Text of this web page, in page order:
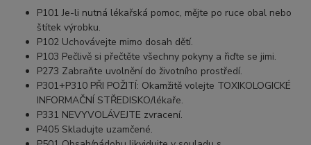
P101 Je-li nutná lékařská pomoc, mějte po ruce obal nebo
štítek výrobku.
P102 Uchovávejte mimo dosah dětí.
P103 Pečlivě si přečtěte všechny pokyny a řiďte se jimi.
P273 Zabraňte uvolnění do životního prostředí.
P301+P310 PŘI POŽITÍ: Okamžitě volejte TOXIKOLOGICKÉ
INFORMAČNÍ STŘEDISKO/lékaře.
P331 NEVYVOLÁVEJTE zvracení.
P405 Skladujte uzamčené.